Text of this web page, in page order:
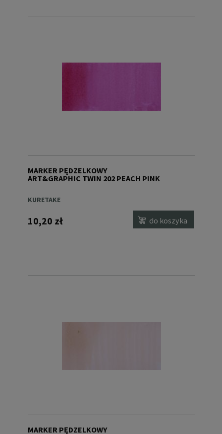
MARKER PĘDZELKOWY
ART&GRAPHIC TWIN 202 PEACH PINK
KURETAKE
10,20 zł do koszyka
MARKER PĘDZELKOWY